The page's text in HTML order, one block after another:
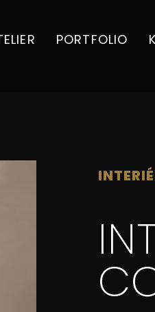
PORTFOLIO